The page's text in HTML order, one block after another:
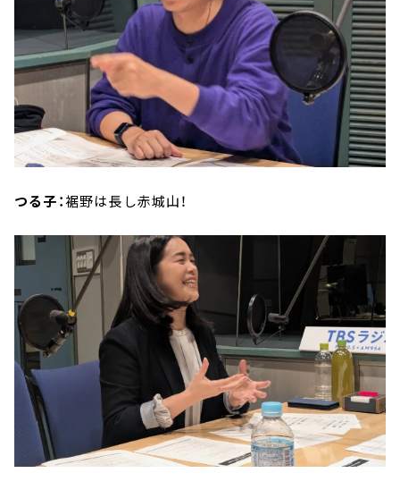
つる子：裾野は長し赤城山！